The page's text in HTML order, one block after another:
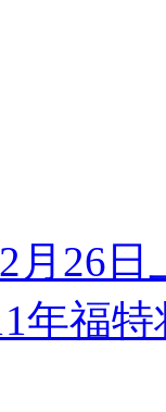
月26
年福